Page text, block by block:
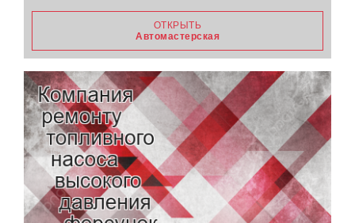
ОТКРЫТЬ
Автомастерская